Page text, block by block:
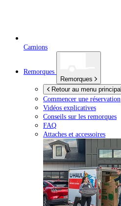
Camions
Remorques
Remorques
Retour au menu principal
Commencer une réservation
Vidéos explicatives
Conseils sur les remorques
FAQ
Attaches et accessoires